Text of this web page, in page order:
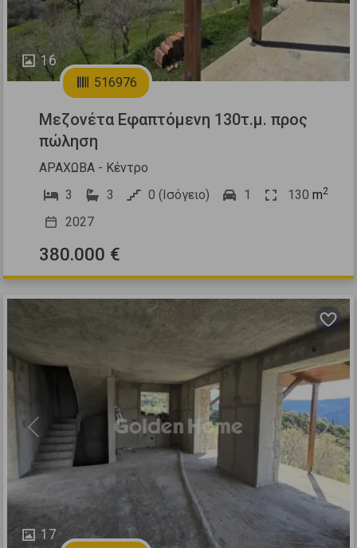
16
516976
Μεζονέτα Εφαπτόμενη 130τ.μ. προς
πώληση
ΑΡΑΧΩΒΑ - Κέντρο
3
3 0 (Ισόγειο) 1 130 m2
2027
380.000 €
17
Previous Next